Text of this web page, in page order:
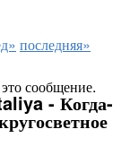
последняя»
сообщение.
- Когда-